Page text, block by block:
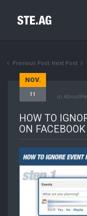
Previous Post Next Post
NOV.
11 in AboutMe
HOW TO
ON